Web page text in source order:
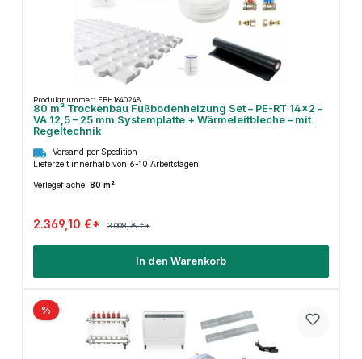
Produktnummer: FBH1640248
80 m² Trockenbau Fußbodenheizung Set – PE-RT 14×2 –
VA 12,5 – 25 mm Systemplatte + Wärmeleitbleche – mit
Regeltechnik
Versand per Spedition
Lieferzeit innerhalb von 6-10 Arbeitstagen
Verlegefläche: 80 m²
2.369,10 €* 3.008,76 €*
In den Warenkorb
%